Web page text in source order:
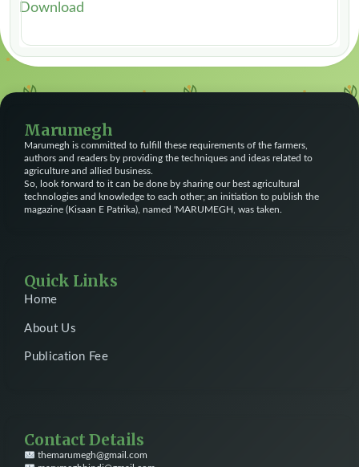
Download
Marumegh
Marumegh is committed to fulfill these requirements of the farmers,
authors and readers by providing the techniques and ideas related to
agriculture and allied business.
So, look forward to it can be done by sharing our best agricultural
technologies and knowledge to each other; an initiation to publish the
magazine (Kisaan E Patrika), named 'MARUMEGH, was taken.
Quick Links
Home
About Us
Publication Fee
Contact Details
themarumegh@gmail.com